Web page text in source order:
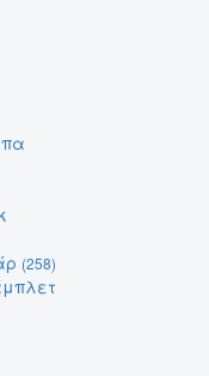
(258)